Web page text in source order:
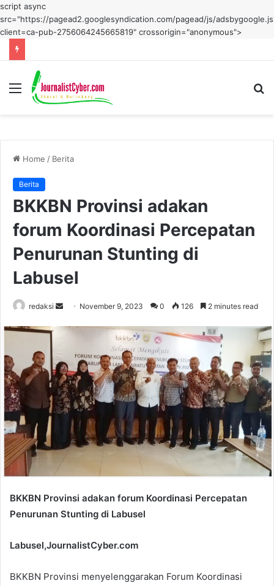
script async
src="https://pagead2.googlesyndication.com/pagead/js/
client=ca-pub-2756064245665819" crossorigin="anonymous">
Menu
Home / Berita
Berita
BKKBN Provinsi adakan
forum Koordinasi Percepatan
Penurunan Stunting di
Labusel
redaksi
Send November 9, 2023 0 126 2 minutes read
BKKBN Provinsi adakan forum Koordinasi Percepatan
Penurunan Stunting di Labusel
Labusel,JournalistCyber.com
BKKBN Provinsi menyelenggarakan Forum Koordinasi